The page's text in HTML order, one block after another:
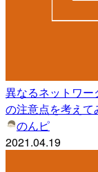
異なるネットワ
の注意点を考えて
のんピ
2021.04.19